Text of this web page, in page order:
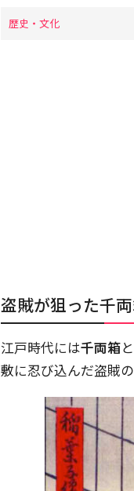
歴史・文化
盗賊が狙った千
江戸時代には千両箱
敷に忍び込んだ盗賊